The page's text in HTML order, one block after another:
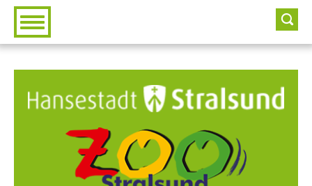
Zur Hauptnavigation
Zum Inhalt